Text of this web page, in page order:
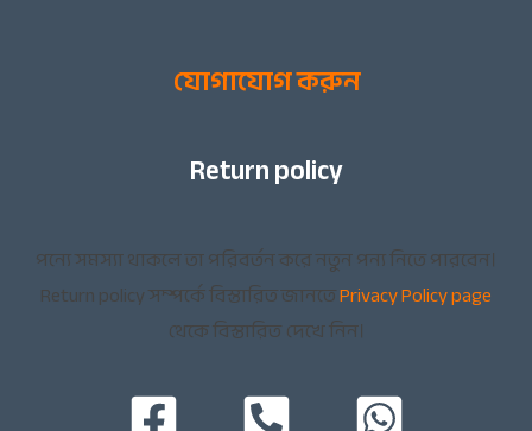
যোগাযোগ করুন
Return policy
পন্যে সমস্যা থাকলে তা পরিবর্তন করে নতুন পন্য নিতে পারবেন।
Return policy সম্পর্কে বিস্তারিত জানতেPrivacy Policy page
থেকে বিস্তারিত দেখে নিন।